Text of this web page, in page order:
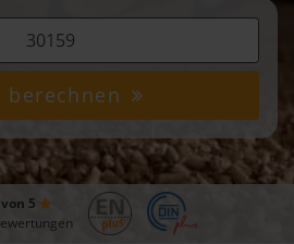
berechnen
5